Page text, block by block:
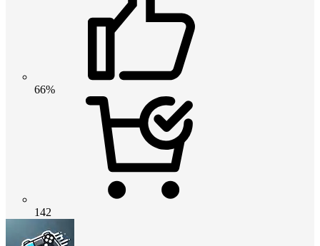
66%
142